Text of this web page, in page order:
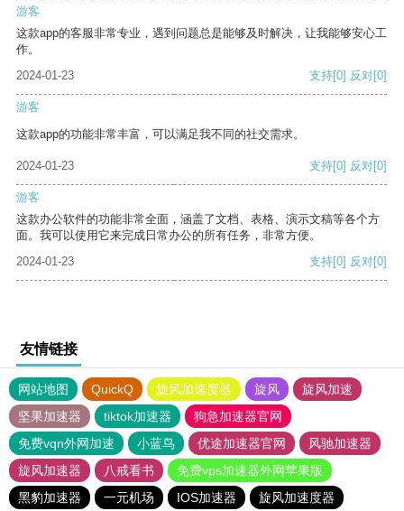
游客
这款app的客服非常专业，遇到问题总是能够及时解决，让我能够安心工
作。
2024-01-23
支持[0] 反对[0]
游客
这款app的功能非常丰富，可以满足我不同的社交需求。
2024-01-23 支持[0] 反对[0]
游客
这款办公软件的功能非常全面，涵盖了文档、表格、演示文稿等各个方
面。我可以使用它来完成日常办公的所有任务，非常方便。
2024-01-23
支持[0] 反对[0]
友情链接
网站地图 QuickQ 旋风加速度器 旋风
旋风加速
坚果加速器
tiktok加速器
狗急加速器官网
免费vqn外网加速
小蓝鸟 优途加速器官网
风驰加速器
旋风加速器
八戒看书
免费vps加速器外网苹果版
黑豹加速器
一元机场 IOS加速器
旋风加速度器